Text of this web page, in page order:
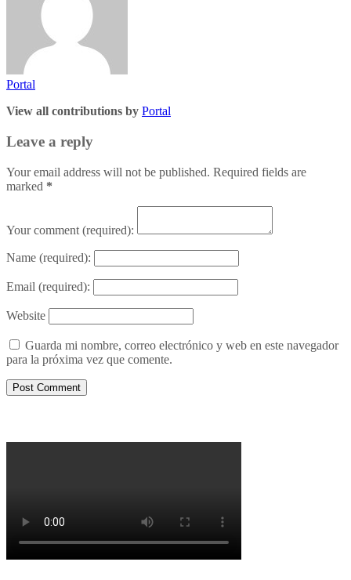
Portal
View all contributions by Portal
Leave a reply
Your email address will not be published. Required fields are
marked *
Your comment (required):
Name (required):
Email (required):
Website
Guarda mi nombre, correo electrónico y web en este navegador
para la próxima vez que comente.